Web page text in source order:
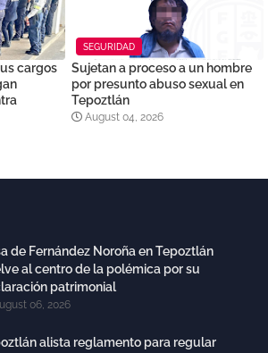
cargos
SEGURIDAD
Sujetan a proceso a un hombre
por presunto abuso sexual en
Tepoztlán
August 04, 2026
de Fernández Noroña en Tepoztlán
al centro de la polémica por su
patrimonial
06, 2026
alista reglamento para regular